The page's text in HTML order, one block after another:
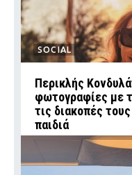
SOCIAL
Περικλής
φωτογραφίες με
τις διακοπές
παιδιά